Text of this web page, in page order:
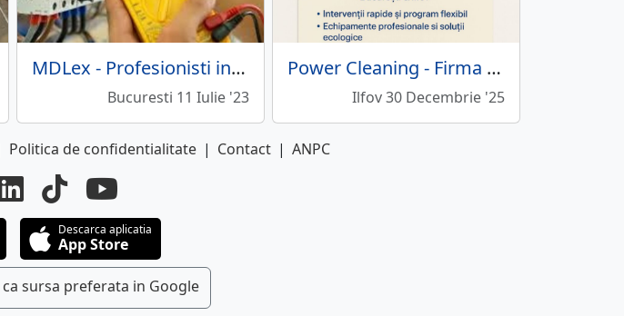
MDLex - Profesionisti in curatenie
Bucuresti 11 Iulie '23
Power Cleaning - Firma curatenie.
Ilfov 30 Decembrie '25
Politica de confidentialitate | Contact | ANPC
Descarca aplicatia
App Store
ca sursa preferata in Google